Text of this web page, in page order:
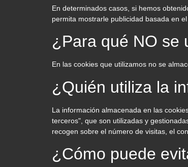
En determinados casos, si hemos
permita mostrarle publicidad basada en
¿Para qué NO se
En las cookies que utilizamos no se
¿Quién utiliza la
La información almacenada en las
terceros", que son utilizadas y
recogen sobre el número de visitas, el
¿Cómo puede